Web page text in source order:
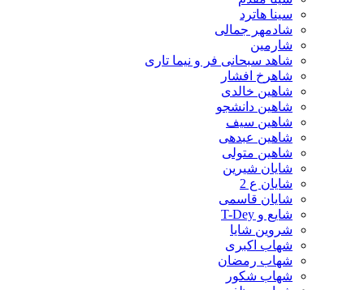
سینا هاترد
شادمهر جمالی
شارمین
شاهد سبحانی فر و نیما تاری
شاهرخ افشار
شاهین خالدی
شاهین دانشجو
شاهین سیف
شاهین عبدهی
شاهین متولی
شایان شیرین
شایان ع 2
شایان قاسمی
شایع و T-Dey
شروین شایا
شهاب اکبری
شهاب رمضان
شهاب شکور